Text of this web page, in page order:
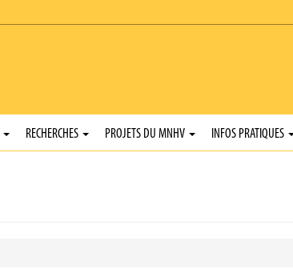
RECHERCHES PROJETS DU MNHV INFOS PRATIQUES